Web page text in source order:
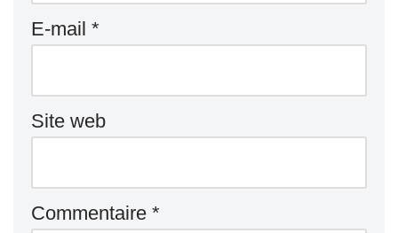
E-mail *
Site web
Commentaire *